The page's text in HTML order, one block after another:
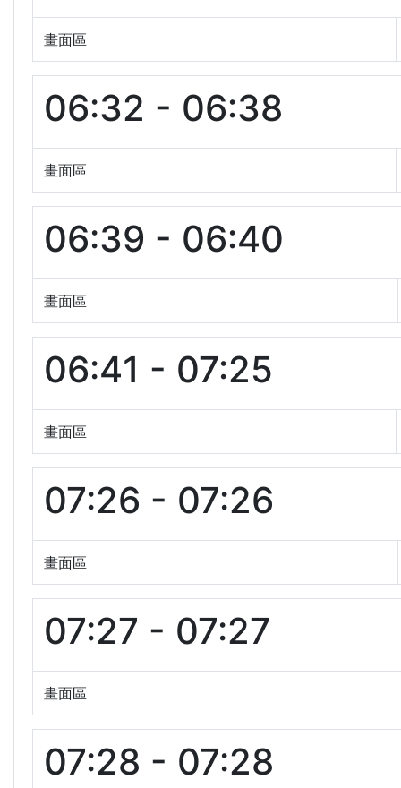
畫面區
06:32 - 06:38
畫面區
06:39 - 06:40
畫面區
06:41 - 07:25
畫面區
07:26 - 07:26
畫面區
07:27 - 07:27
畫面區
07:28 - 07:28